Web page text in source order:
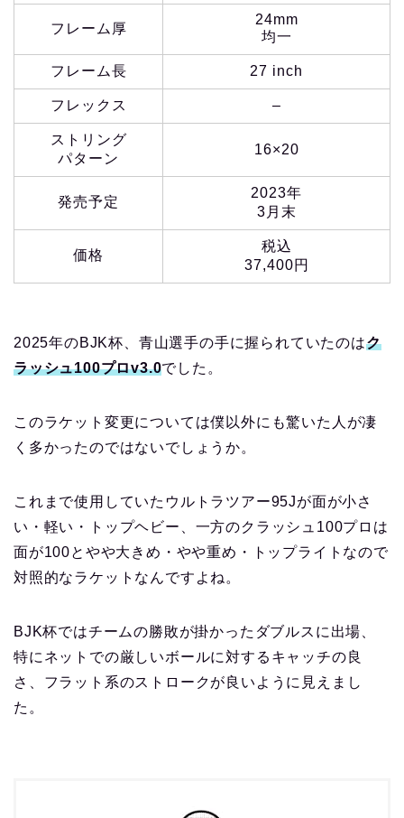
フレーム厚
24mm
均一
フレーム長 27 inch
フレックス –
ストリング
パターン
16×20
発売予定
2023年
3月末
価格
税込
37,400円
2025年のBJK杯、青山選手の手に握られていたのはク
ラッシュ100プロv3.0でした。
このラケット変更については僕以外にも驚いた人が凄
く多かったのではないでしょうか。
これまで使用していたウルトラツアー95Jが面が小さ
い・軽い・トップヘビー、一方のクラッシュ100プロは
面が100とやや大きめ・やや重め・トップライトなので
対照的なラケットなんですよね。
BJK杯ではチームの勝敗が掛かったダブルスに出場、
特にネットでの厳しいボールに対するキャッチの良
さ、フラット系のストロークが良いように見えまし
た。